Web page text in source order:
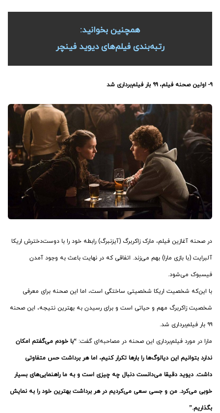
همچنین بخوانید:
رتبه‌بندی فیلم‌های دیوید فینچر
۹- اولین صحنه فیلم، ۹۹ بار فیلم‌برداری شد
در صحنه آغازین فیلم، مارک زاکربرگ (آیزنبرگ) رابطه خود را با دوست‌دخترش اریکا
آلبرایت (با بازی مارا) بهم می‌زند. اتفاقی که در نهایت باعث به وجود آمدن
فیسبوک می‌شود.
با این‌که شخصیت اریکا شخصیتی ساختگی است، اما این صحنه برای معرفی
شخصیت زاکربرگ مهم و حیاتی است و برای رسیدن به بهترین نتیجه، این صحنه
۹۹ بار فیلم‌برداری شد.
مارا در مورد فیلم‌برداری این صحنه در مصاحبه‌ای گفت: “با خودم می‌گفتم امکان
ندارد بتوانیم این دیالوگ‌ها را بارها تکرار کنیم، اما هر برداشت حس متفاوتی
داشت. دیوید دقیقا می‌دانست دنبال چه چیزی است و به ما راهنمایی‌های بسیار
خوبی می‌کرد. من و جسی سعی می‌کردیم در هر برداشت بهترین خود را به نمایش
بگذاریم.”